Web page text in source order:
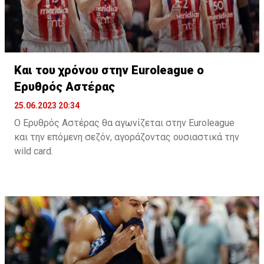
Και του χρόνου στην Euroleague ο
Ερυθρός Αστέρας
25.06.2023 20:34
Ο Ερυθρός Αστέρας θα αγωνίζεται στην Euroleague
και την επόμενη σεζόν, αγοράζοντας ουσιαστικά την
wild card.
Η παρουσία της Παρτιζάν, ως κατόχου της Αδριατικής
Λίγκας ήταν δεδομένη, με τον Ερυθρό Αστέρα,
σύμφωνα με το δημοσίευμα, να πληρώνει στη
διοργάνωση 500.000 ευρώ και να εξασφαλίζει την